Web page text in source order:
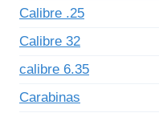
Calibre .25
Calibre 32
calibre 6.35
Carabinas